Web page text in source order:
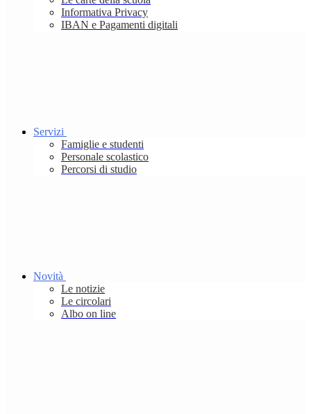
Informativa Privacy
IBAN e Pagamenti digitali
Servizi
Famiglie e studenti
Personale scolastico
Percorsi di studio
Novità
Le notizie
Le circolari
Albo on line